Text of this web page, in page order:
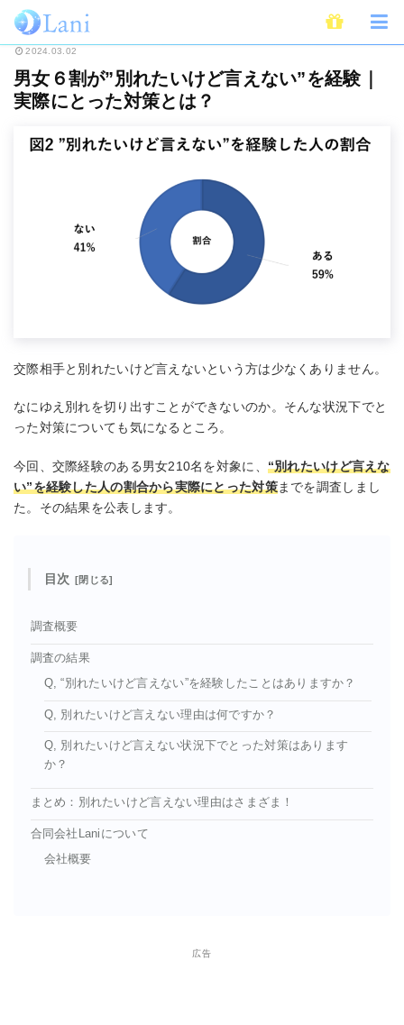
ホーム 恋愛 男女６割が”別れたいけど言えない”を経験｜実際にとった対策
2024.03.02
男女６割が”別れたいけど言えない”を経験｜
実際にとった対策とは？
交際相手と別れたいけど言えないという方は少なくありません。
なにゆえ別れを切り出すことができないのか。そんな状況下でと
った対策についても気になるところ。
今回、交際経験のある男女210名を対象に、 “別れたいけど言えな
い”を経験した人の割合から実際にとった対策までを調査しまし
た。その結果を公表します。
目次
調査概要
調査の結果
Q, “別れたいけど言えない”を経験したことはありますか？
Q, 別れたいけど言えない理由は何ですか？
Q, 別れたいけど言えない状況下でとった対策はあります
か？
まとめ：別れたいけど言えない理由はさまざま！
合同会社Laniについて
会社概要
広告